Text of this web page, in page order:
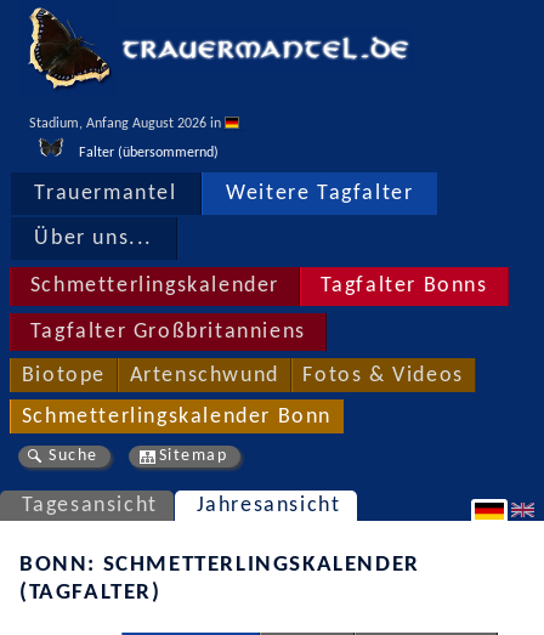
Stadium, Anfang August 2026 in
Falter (übersommernd)
Trauermantel Weitere Tagfalter
Über uns...
Schmetterlingskalender Tagfalter Bonns
Tagfalter Großbritanniens
Biotope Artenschwund Fotos & Videos
Schmetterlingskalender Bonn
Suche Sitemap
Tagesansicht Jahresansicht
BONN: SCHMETTERLINGSKALENDER
(TAGFALTER)